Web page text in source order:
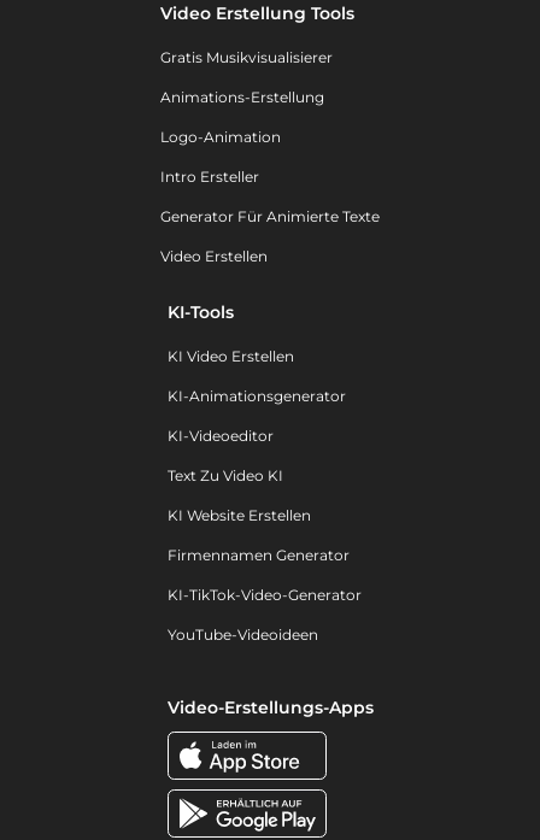
Video Erstellung Tools
Gratis Musikvisualisierer
Animations-Erstellung
Logo-Animation
Intro Ersteller
Generator Für Animierte Texte
Video Erstellen
KI-Tools
KI Video Erstellen
KI-Animationsgenerator
KI-Videoeditor
Text Zu Video KI
KI Website Erstellen
Firmennamen Generator
KI-TikTok-Video-Generator
YouTube-Videoideen
Video-Erstellungs-Apps